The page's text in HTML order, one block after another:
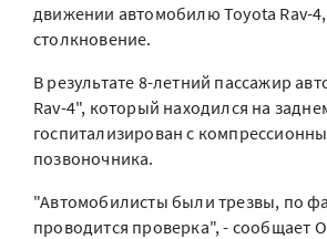
движении автомобилю Toyota Rav-
столкновение.
В результате 8-летний пассажир
Rav-4", который находился на
госпитализирован с
позвоночника.
"Автомобилисты были трезвы, по
проводится проверка", - сообщает